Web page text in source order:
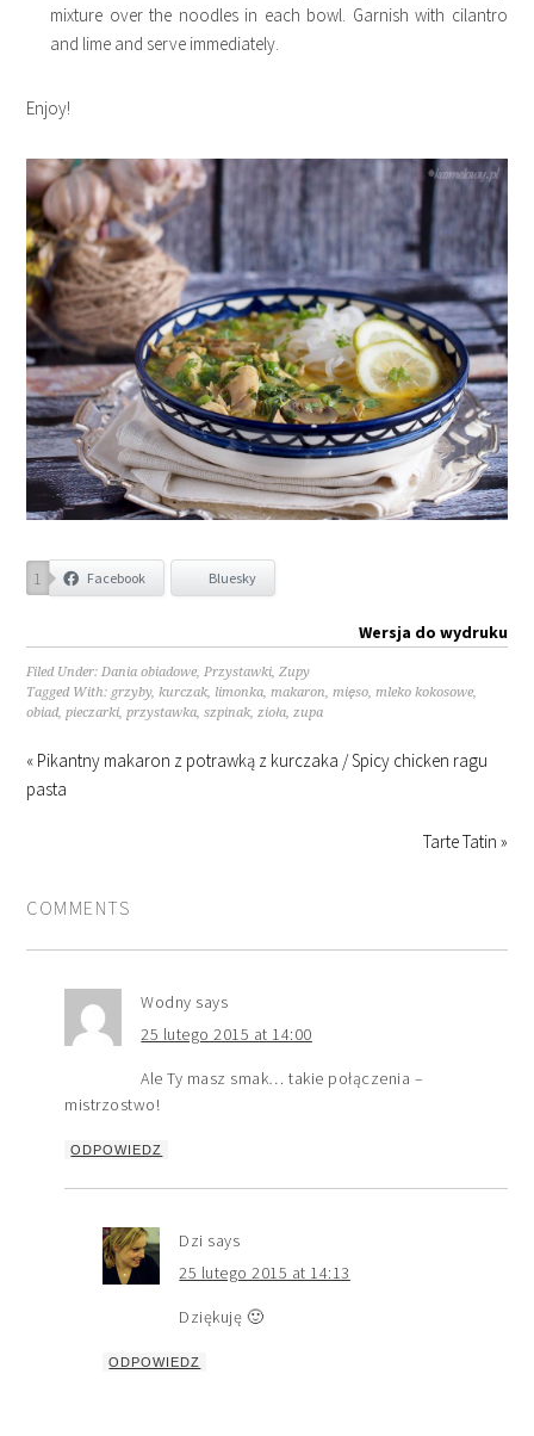
mixture over the noodles in each bowl. Garnish with cilantro
and lime and serve immediately.
Enjoy!
1 Facebook Bluesky
Wersja do wydruku
Filed Under:Dania obiadowe,Przystawki,Zupy
Tagged With: grzyby,kurczak, limonka,makaron,mięso,mleko kokosowe,
obiad,pieczarki,przystawka,szpinak,zioła,zupa
« Pikantny makaron z potrawką z kurczaka / Spicy chicken ragu
pasta
Tarte Tatin »
COMMENTS
Wodny says
25 lutego 2015 at 14:00
Ale Ty masz smak… takie połączenia –
mistrzostwo!
ODPOWIEDZ
Dzi says
25 lutego 2015 at 14:13
Dziękuję 🙂
ODPOWIEDZ